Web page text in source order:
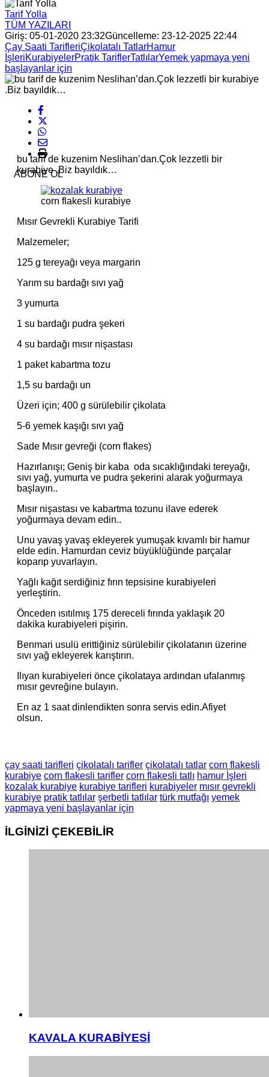
Tarif Yolla
TÜM YAZILARI
Giriş: 05-01-2020 23:32Güncelleme: 23-12-2025 22:44
Çay Saati TarifleriÇikolatalı TatlarHamur
İşleriKurabiyelerPratik TariflerTatlılarYemek yapmaya yeni
başlayanlar için
ABONE OL
bu tarif de kuzenim Neslihan’dan.Çok lezzetli bir
kurabiye .Biz bayıldık…
corn flakesli kurabiye
Mısır Gevrekli Kurabiye Tarifi
Malzemeler;
125 g tereyağı veya margarin
Yarım su bardağı sıvı yağ
3 yumurta
1 su bardağı pudra şekeri
4 su bardağı mısır nişastası
1 paket kabartma tozu
1,5 su bardağı un
Üzeri için; 400 g sürülebilir çikolata
5-6 yemek kaşığı sıvı yağ
Sade Mısır gevreği (corn flakes)
Hazırlanışı; Geniş bir kaba oda sıcaklığındaki tereyağı,
sıvı yağ, yumurta ve pudra şekerini alarak yoğurmaya
başlayın..
Mısır nişastası ve kabartma tozunu ilave ederek
yoğurmaya devam edin..
Unu yavaş yavaş ekleyerek yumuşak kıvamlı bir hamur
elde edin. Hamurdan ceviz büyüklüğünde parçalar
koparıp yuvarlayın.
Yağlı kağıt serdiğiniz fırın tepsisine kurabiyeleri
yerleştirin.
Önceden ısıtılmış 175 dereceli fırında yaklaşık 20
dakika kurabiyeleri pişirin.
Benmari usulü erittiğiniz sürülebilir çikolatanın üzerine
sıvı yağ ekleyerek karıştırın.
Ilıyan kurabiyeleri önce çikolataya ardından ufalanmış
mısır gevreğine bulayın.
En az 1 saat dinlendikten sonra servis edin.Afiyet
olsun.
çay saati tarifleri çikolatalı tarifler çikolatalı tatlar corn flakesli
kurabiye corn flakesli tarifler corn flakesli tatlı hamur İşleri
kozalak kurabiye kurabiye tarifleri kurabiyeler mısır gevrekli
kurabiye pratik tatlılar şerbetli tatlılar türk mutfağı yemek
yapmaya yeni başlayanlar için
İLGİNİZİ ÇEKEBİLİR
KAVALA KURABİYESİ